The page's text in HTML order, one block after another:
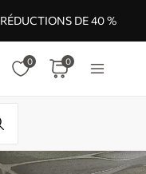
RÉDUCTIONS DE 40 %
0 0